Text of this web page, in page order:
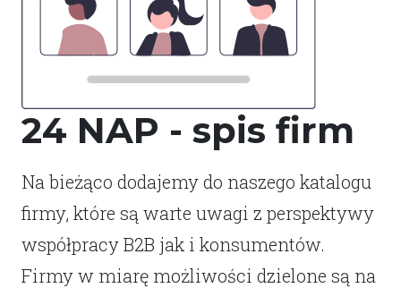
24 NAP - spis firm
Na bieżąco dodajemy do naszego katalogu
firmy, które są warte uwagi z perspektywy
współpracy B2B jak i konsumentów.
Firmy w miarę możliwości dzielone są na